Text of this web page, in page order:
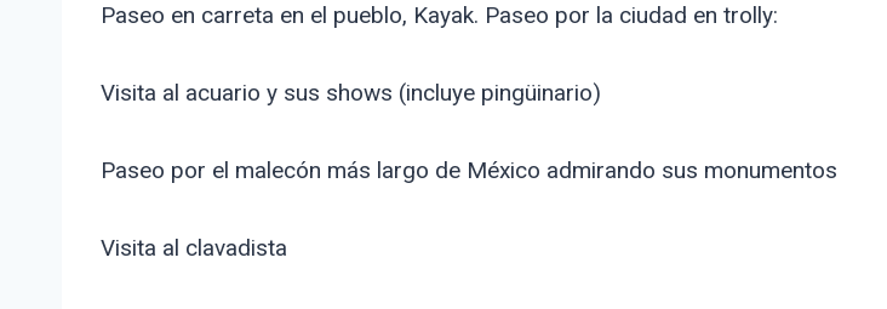
Paseo en carreta en el pueblo, Kayak. Paseo por la ciudad en trolly:
Visita al acuario y sus shows (incluye pingüinario)
Paseo por el malecón más largo de México admirando sus monumentos
Visita al clavadista